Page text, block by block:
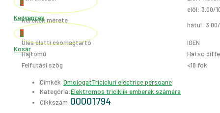
0
Kedvencek
0
Kosár
Kerekek mérete
elöl: 3.00/
hátul:
Ülés alatti csomagtartó
IGEN
Hajtómű
Hátsó
Felfutási szög
<18 fok
Címkék:OmologatTricicluri electrice persoane
Kategória:Elektromos triciklik emberek számára
Cikkszám:00001794